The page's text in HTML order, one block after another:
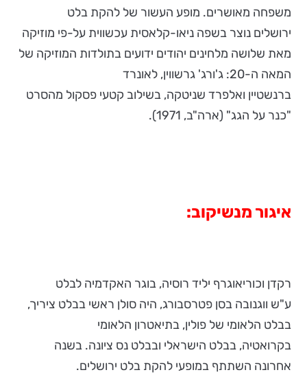
משפחה מאושרים. מופע העשור של להקת בלט
ירושלים נוצר בשפה ניאו-קלאסית עכשווית על-פי מוזיקה
מאת שלושה מלחינים יהודים ידועים בתולדות המוזיקה של
המאה ה-20: ג'ורג' גרשווין, לאונרד
ברנשטיין ואלפרד שניטקה, בשילוב קטעי פסקול מהסרט
"כנר על הגג" (ארה"ב, 1971).
איגור מנשיקוב:
רקדן וכוריאוגרף יליד רוסיה, בוגר האקדמיה לבלט
ע"ש ווגנובה בסן פטרסבורג, היה סולן ראשי בבלט ציריך,
בבלט הלאומי של פולין, בתיאטרון הלאומי
בקרואטיה, בבלט הישראלי ובבלט נס ציונה. בשנה
אחרונה השתתף במופעי להקת בלט ירושלים.